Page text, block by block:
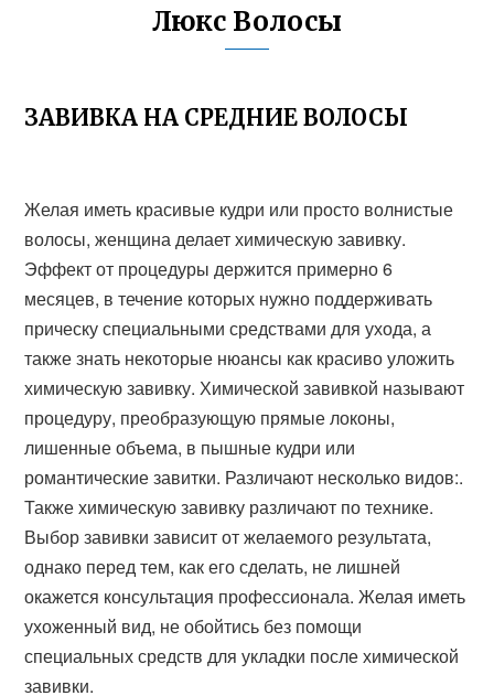
Люкс Волосы
ЗАВИВКА НА СРЕДНИЕ ВОЛОСЫ
Желая иметь красивые кудри или просто волнистые
волосы, женщина делает химическую завивку.
Эффект от процедуры держится примерно 6
месяцев, в течение которых нужно поддерживать
прическу специальными средствами для ухода, а
также знать некоторые нюансы как красиво уложить
химическую завивку. Химической завивкой называют
процедуру, преобразующую прямые локоны,
лишенные объема, в пышные кудри или
романтические завитки. Различают несколько видов:.
Также химическую завивку различают по технике.
Выбор завивки зависит от желаемого результата,
однако перед тем, как его сделать, не лишней
окажется консультация профессионала. Желая иметь
ухоженный вид, не обойтись без помощи
специальных средств для укладки после химической
завивки.